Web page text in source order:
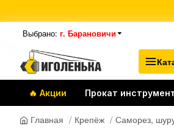
Выбрано: г. Барановичи
🔥 Акции Прокат
Главная Крепёж Саморез,